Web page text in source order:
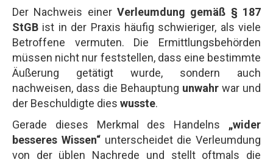
Der Nachweis einer Verleumdung gemäß § 187
StGB ist in der Praxis häufig schwieriger, als viele
Betroffene vermuten. Die Ermittlungsbehörden
müssen nicht nur feststellen, dass eine bestimmte
Äußerung getätigt wurde, sondern auch
nachweisen, dass die Behauptung unwahr war und
der Beschuldigte dies wusste.
Gerade dieses Merkmal des Handelns „wider
besseres Wissen“unterscheidet die Verleumdung
von der üblen Nachrede und stellt oftmals die